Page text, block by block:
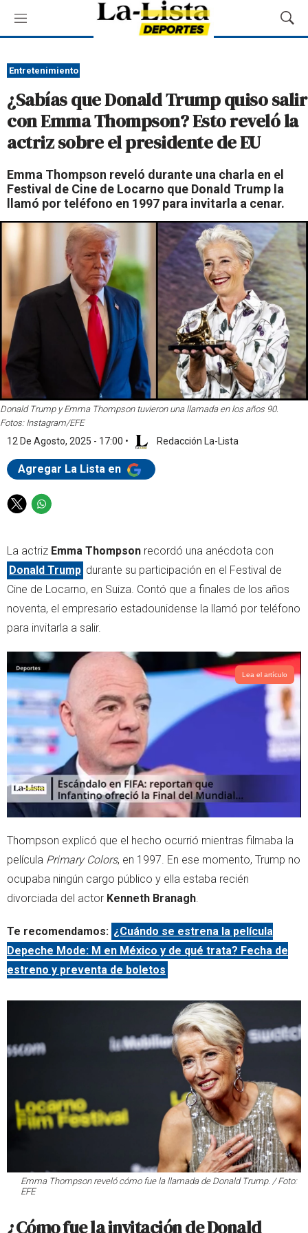
M
e
ú
M
o
a
r
B
a
Entretenimiento
¿Sabías que Donald Trump quiso salir
con Emma Thompson? Esto reveló la
actriz sobre el presidente de EU
Emma Thompson reveló durante una charla en el
Festival de Cine de Locarno que Donald Trump la
llamó por teléfono en 1997 para invitarla a cenar.
Donald Trump y Emma Thompson tuvieron una llamada en los años 90.
Fotos: Instagram/EFE
12 De Agosto, 2025 - 17:00 • Redacción La-Lista
Agregar La Lista en
T
t
t
e
r
W
t
s
a
p
p
La actriz Emma Thompson recordó una anécdota con
Donald Trump durante su participación en el Festival de
Cine de Locarno, en Suiza. Contó que a finales de los años
noventa, el empresario estadounidense la llamó por teléfono
para invitarla a salir.
Lea el artículo
Thompson explicó que el hecho ocurrió mientras filmaba la
película Primary Colors, en 1997. En ese momento, Trump no
ocupaba ningún cargo público y ella estaba recién
divorciada del actor Kenneth Branagh.
Te recomendamos: ¿Cuándo se estrena la película
Depeche Mode: M en México y de qué trata? Fecha de
estreno y preventa de boletos
Emma Thompson reveló cómo fue la llamada de Donald Trump. / Foto:
EFE
¿Cómo fue la invitación de Donald